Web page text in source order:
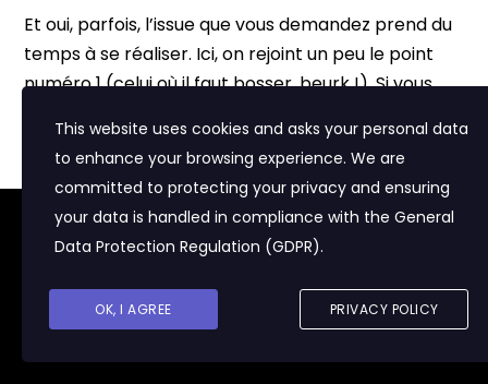
Et oui, parfois, l’issue que vous demandez prend du
temps à se réaliser. Ici, on rejoint un peu le point
numéro 1 (celui où il faut bosser, beurk !). Si vous
étapes avant d’y parvenir. Comme il a déjà été
établi, il est assez difficile de gagner au loto ou de
rencontrer l’homme/la femme parfait(e). Petit à
petit l’oiseau fait son nid, non ? Laissez le temps au
temps… Le lâcher-prise est important pour aider
une prière à se concrétiser. Mettre de la conviction
dans sa prière, c’est important. Mais de l’obsession,
This website uses cookies and asks your personal data
to enhance your browsing experience. We are
committed to protecting your privacy and ensuring
your data is handled in compliance with the General
Data Protection Regulation (GDPR).
OK, I AGREE PRIVACY POLICY
Nous utilisons des cookies pour vous proposer du contenu
adapté à vos centres d'intérêt et pour réaliser des statistiques
de visite. Certaines parties du sites (notamment la zone "Mon